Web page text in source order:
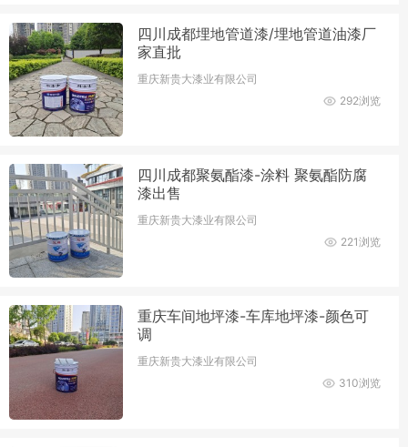
四川成都埋地管道漆/埋地管道油漆厂
家直批
重庆新贵大漆业有限公司
292浏览
四川成都聚氨酯漆-涂料 聚氨酯防腐
漆出售
重庆新贵大漆业有限公司
221浏览
重庆车间地坪漆-车库地坪漆-颜色可
调
重庆新贵大漆业有限公司
310浏览